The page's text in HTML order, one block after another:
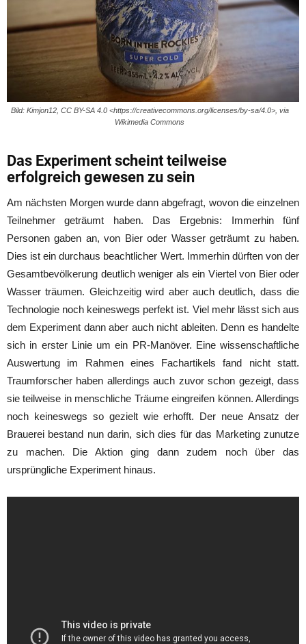
Bild: Kimjon12, CC BY-SA 4.0 <https://creativecommons.org/licenses/by-sa/4.0>, via
Wikimedia Commons
Das Experiment scheint teilweise
erfolgreich gewesen zu sein
Am nächsten Morgen wurde dann abgefragt, wovon die einzelnen
Teilnehmer geträumt haben. Das Ergebnis: Immerhin fünf
Personen gaben an, von Bier oder Wasser geträumt zu haben.
Dies ist ein durchaus beachtlicher Wert. Immerhin dürften von der
Gesamtbevölkerung deutlich weniger als ein Viertel von Bier oder
Wasser träumen. Gleichzeitig wird aber auch deutlich, dass die
Technologie noch keineswegs perfekt ist. Viel mehr lässt sich aus
dem Experiment dann aber auch nicht ableiten. Denn es handelte
sich in erster Linie um ein PR-Manöver. Eine wissenschaftliche
Auswertung im Rahmen eines Fachartikels fand nicht statt.
Traumforscher haben allerdings auch zuvor schon gezeigt, dass
sie teilweise in menschliche Träume eingreifen können. Allerdings
noch keineswegs so gezielt wie erhofft. Der neue Ansatz der
Brauerei bestand nun darin, sich dies für das Marketing zunutze
zu machen. Die Aktion ging dann zudem noch über das
ursprüngliche Experiment hinaus.